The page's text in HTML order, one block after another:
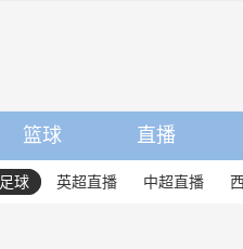
篮球 直播
足球 英超直播 中超直播